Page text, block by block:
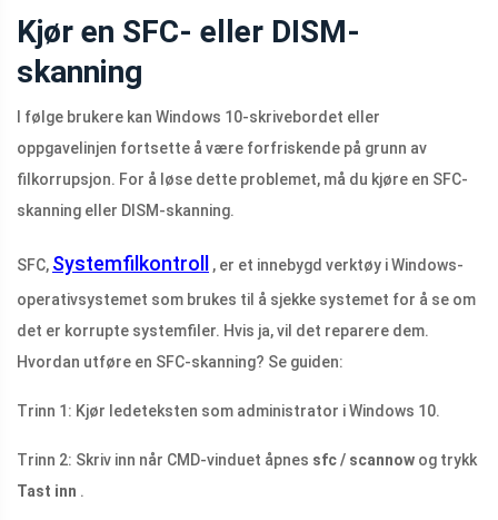
Kjør en SFC- eller DISM-
skanning
I følge brukere kan Windows 10-skrivebordet eller
oppgavelinjen fortsette å være forfriskende på grunn av
filkorrupsjon. For å løse dette problemet, må du kjøre en SFC-
skanning eller DISM-skanning.
SFC, Systemfilkontroll , er et innebygd verktøy i Windows-
operativsystemet som brukes til å sjekke systemet for å se om
det er korrupte systemfiler. Hvis ja, vil det reparere dem.
Hvordan utføre en SFC-skanning? Se guiden:
Trinn 1: Kjør ledeteksten som administrator i Windows 10.
Trinn 2: Skriv inn når CMD-vinduet åpnes sfc / scannow og trykk
Tast inn .